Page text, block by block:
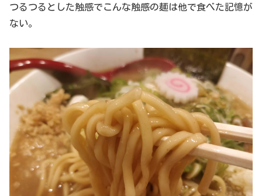
つるつるとした触感でこんな触感の麺は他で食べた記憶が
ない。